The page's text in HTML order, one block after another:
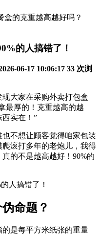
盒的克重越高越好吗？
的人搞错了！
06-17 10:06:17 33 次浏
大家在采购外卖打包盒
最厚的！克重越高的越
实在！”
不想让顾客觉得咱家包装
滚打多年的老炮儿，我得
的不是越高越好！90%的
命题？
是每平方米纸张的重量